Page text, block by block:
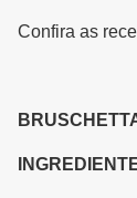
Confira as